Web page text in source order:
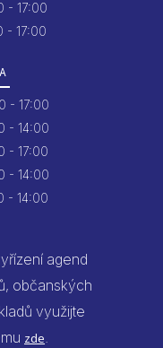
- 17:00
- 17:00
- 17:00
- 14:00
- 17:00
- 14:00
- 14:00
agend
občanských
využijte
zde.